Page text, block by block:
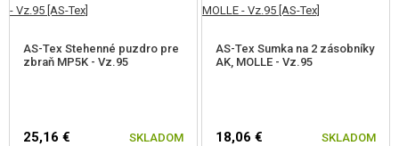
AS-Tex Stehenné puzdro pre
zbraň MP5K - Vz.95
25,16 € SKLADOM
AS-Tex Sumka na 2 zásobníky
AK, MOLLE - Vz.95
18,06 € SKLADOM